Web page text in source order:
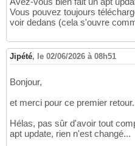
Vous pouvez toujours
voir dedans (cela s'ouvre
Jipété, le 02/06/2026 à 08h51
Bonjour,
et merci pour ce premier retour.
Hélas, pas sûr d'avoir tout
apt update, rien n'est changé...